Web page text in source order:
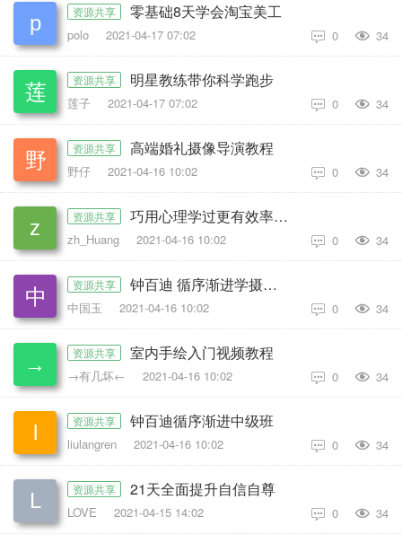
资源共享 零基础8天学会淘宝美工
polo 2021-04-17 07:02 0  34
资源共享 明星教练带你科学跑步
莲子 2021-04-17 07:02 0  34
资源共享 高端婚礼摄像导演教程
野仔 2021-04-16 10:02 0  34
资源共享 巧用心理学过更有效率的人生
zh_Huang 2021-04-16 10:02 0  34
资源共享 钟百迪 循序渐进学摄影(高级)
中国玉 2021-04-16 10:02 0  34
资源共享 室内手绘入门视频教程
→有几坏← 2021-04-16 10:02 0  34
资源共享 钟百迪循序渐进中级班
liulangren 2021-04-16 10:02 0  34
资源共享 21天全面提升自信自尊
LOVE 2021-04-15 14:02 0  34